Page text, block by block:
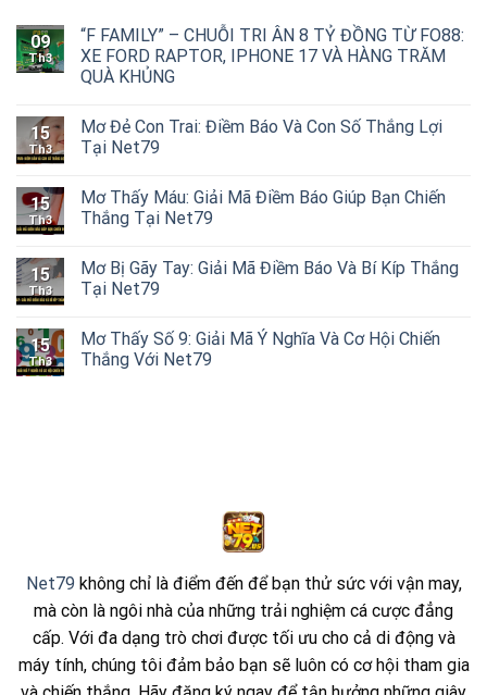
09
Th3
“F FAMILY” – CHUỖI TRI ÂN 8 TỶ ĐỒNG TỪ FO88:
XE FORD RAPTOR, IPHONE 17 VÀ HÀNG TRĂM
QUÀ KHỦNG
15
Th3
Mơ Đẻ Con Trai: Điềm Báo Và Con Số Thắng Lợi
Tại Net79
15
Th3
Mơ Thấy Máu: Giải Mã Điềm Báo Giúp Bạn Chiến
Thắng Tại Net79
15
Th3
Mơ Bị Gãy Tay: Giải Mã Điềm Báo Và Bí Kíp Thắng
Tại Net79
15
Th3
Mơ Thấy Số 9: Giải Mã Ý Nghĩa Và Cơ Hội Chiến
Thắng Với Net79
Net79 không chỉ là điểm đến để bạn thử sức với vận may,
mà còn là ngôi nhà của những trải nghiệm cá cược đẳng
cấp. Với đa dạng trò chơi được tối ưu cho cả di động và
máy tính, chúng tôi đảm bảo bạn sẽ luôn có cơ hội tham gia